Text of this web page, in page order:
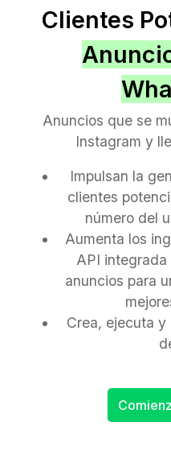
Clientes
Anuncios que se
Instagram y
Impulsan la
clientes
número del
Aumenta los
API
anuncios para
Crea, ejecuta